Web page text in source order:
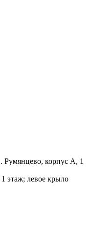
Румянцево, корпус А, 1
этаж; левое крыло